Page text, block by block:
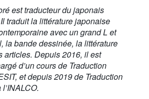
est traducteur du japonais
traduit la littérature japonaise
avec un grand L et
la bande dessinée, la littérature
articles. Depuis 2016, il est
d’un cours de Traduction
et depuis 2019 de Traduction